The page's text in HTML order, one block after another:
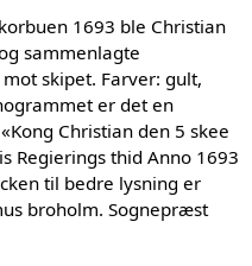
1693 ble Christian
sammenlagte
skipet. Farver: gult,
er det en
Christian den 5 skee
Regierings thid Anno 1693
til bedre lysning er
broholm. Sognepræst